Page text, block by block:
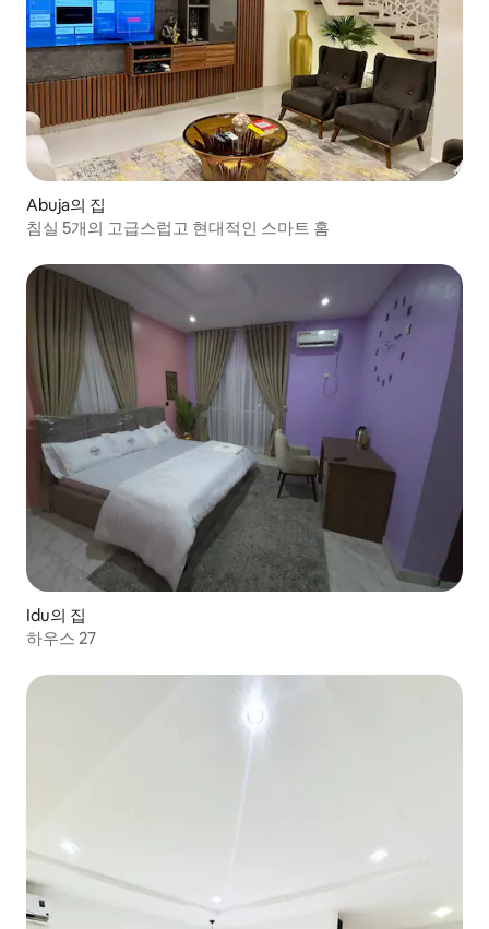
Abuja의 집
침실 5개의 고급스럽고 현대적인 스마트 홈
Idu의 집
하우스 27